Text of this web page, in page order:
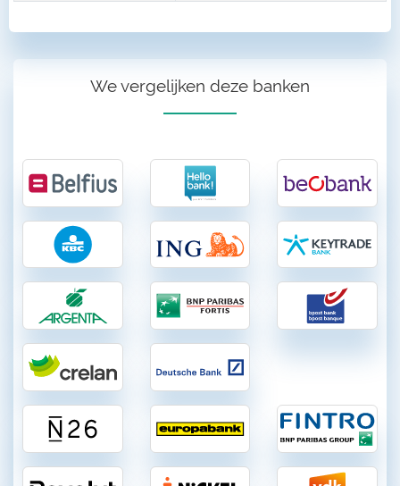
We vergelijken deze banken